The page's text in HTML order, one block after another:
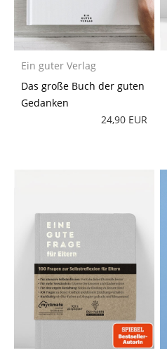
Ein guter Verlag
Das große Buch der guten
Gedanken
24,90 EUR